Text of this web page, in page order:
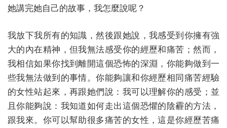
她講完她自己的故事，我怎麼說呢？
我放下我所有的知識，然後跟她說，我感受到你擁有強
大的內在精神，但我無法感受你的經歷和痛苦；然而，
我相信如果你找到離開這個恐怖的深淵，你能夠做到一
些我無法做到的事情。你能夠讓和你經歷相同痛苦經驗
的女性站起來，再跟她們說：我可以理解你的感受；並
且你能夠說：我知道如何走出這個恐懼的陰霾的方法，
跟我來。你可以幫助很多痛苦的女性，這是你經歷苦痛